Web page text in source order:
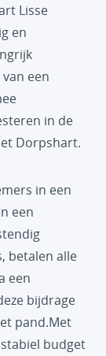
Lisse
en
een
in de
Dorpshart.
in een
een
betalen alle
een
bijdrage
pand.Met
budget